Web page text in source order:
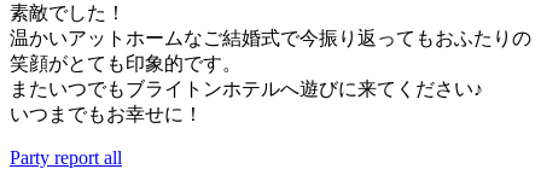
素敵でした！
温かいアットホームなご結婚式で今振り返ってもおふたりの
笑顔がとても印象的です。
またいつでもブライトンホテルへ遊びに来てください♪
いつまでもお幸せに！
Party report all